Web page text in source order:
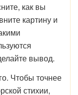
как вы
картину и
вывод.
Чтобы точнее
стихии,